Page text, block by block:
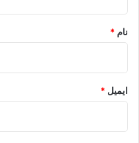
نام *
ایمیل *